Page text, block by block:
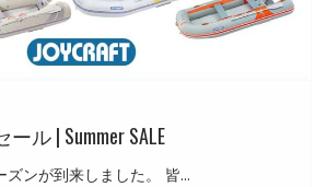
ル | Summer SALE
ズンが到来しました。 皆...